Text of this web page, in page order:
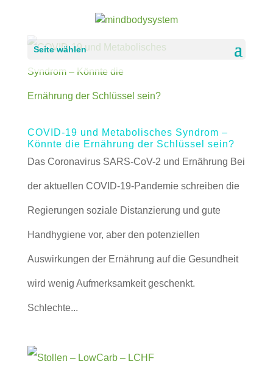
Seite wählen
COVID-19 und Metabolisches Syndrom –
Könnte die Ernährung der Schlüssel sein?
Das Coronavirus SARS-CoV-2 und Ernährung Bei
der aktuellen COVID-19-Pandemie schreiben die
Regierungen soziale Distanzierung und gute
Handhygiene vor, aber den potenziellen
Auswirkungen der Ernährung auf die Gesundheit
wird wenig Aufmerksamkeit geschenkt.
Schlechte...